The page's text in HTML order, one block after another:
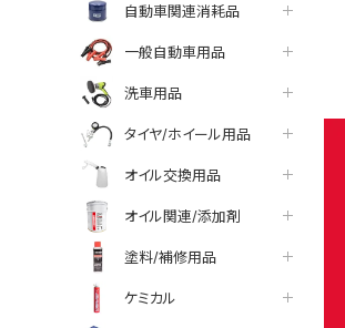
自動車関連消耗品
一般自動車用品
洗車用品
タイヤ/ホイール用品
オイル交換用品
オイル関連/添加剤
塗料/補修用品
ケミカル
facebook
line